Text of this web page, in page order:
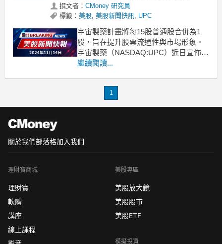
撰文者： CMoney 研究員
標籤： 美股, 美股新聞快訊, UPC
宇宙製藥計畫將每15股普通股合併為1
股，旨在提升股票流通性與市場形象。
宇宙製藥（NASDAQ:UPC）近日宣佈了
一項重要的公司策略，計畫進行每15股
值更高的股份，預期能夠提高公司的整
繼續閱讀...
1
關於我們部落格加入我們
理財寶商城
理財寶
軟體
講座
線上課程
美股專區
美股放大鏡
美股股市
美股ETF
模擬投資